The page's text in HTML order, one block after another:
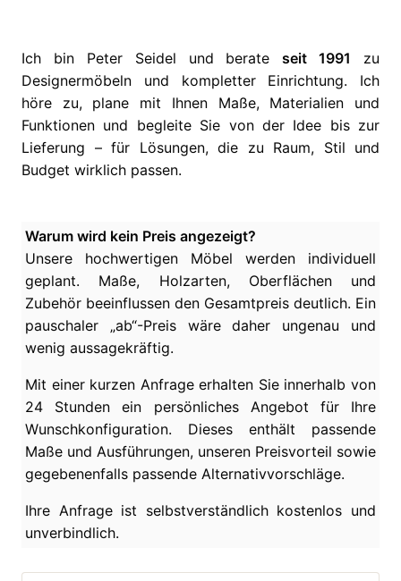
Ich bin Peter Seidel und berateseit 1991
zu
Designermöbeln und kompletter Einrichtung. Ich
höre zu, plane mit Ihnen Maße, Materialien und
Funktionen und begleite Sie von der Idee bis zur
Lieferung – für Lösungen, die zu Raum, Stil und
Budget wirklich passen.
Warum wird kein Preis angezeigt?
Unsere hochwertigen Möbel werden individuell
geplant. Maße, Holzarten, Oberflächen und
Zubehör beeinflussen den Gesamtpreis deutlich. Ein
pauschaler „ab“-Preis wäre daher ungenau und
wenig aussagekräftig.
Mit einer kurzen Anfrage erhalten Sie innerhalb von
24 Stunden ein persönliches Angebot für Ihre
Wunschkonfiguration. Dieses enthält passende
Maße und Ausführungen, unseren Preisvorteil sowie
gegebenenfalls passende Alternativvorschläge.
Ihre Anfrage ist selbstverständlich kostenlos und
unverbindlich.